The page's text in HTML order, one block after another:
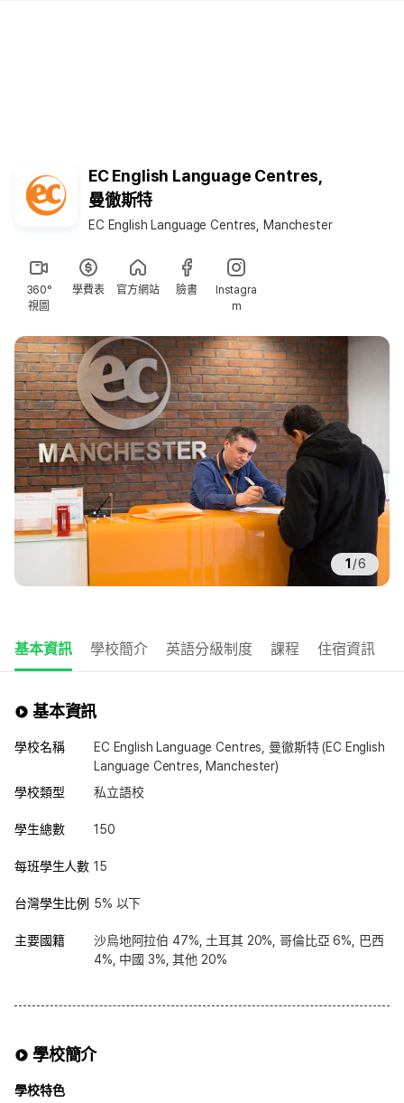
EC English Language Centres,
曼徹斯特
EC English Language Centres, Manchester
360°
視圖
學費表 官方網站 臉書
Instagra
m
1 /6
基本資訊 學校簡介 英語分級制度 課程 住宿資訊
基本資訊
學校名稱
EC English Language Centres, 曼徹斯特 (EC English
Language Centres, Manchester)
學校類型
私立語校
學生總數 150
每班學生人數 15
台灣學生比例 5% 以下
主要國籍
沙烏地阿拉伯 47%, 土耳其 20%, 哥倫比亞 6%, 巴西
4%, 中國 3%, 其他 20%
學校簡介
學校特色